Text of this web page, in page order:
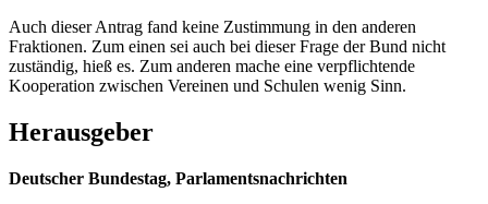
Auch dieser Antrag fand keine Zustimmung in den anderen
Fraktionen. Zum einen sei auch bei dieser Frage der Bund nicht
zuständig, hieß es. Zum anderen mache eine verpflichtende
Kooperation zwischen Vereinen und Schulen wenig Sinn.
Herausgeber
Deutscher Bundestag, Parlamentsnachrichten